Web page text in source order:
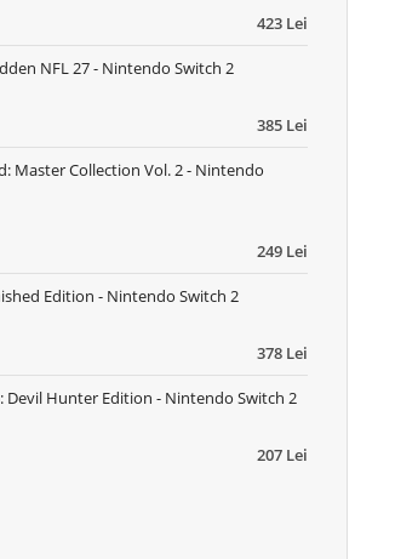
423 Lei
385 Lei
NFL 27 - Nintendo Switch 2
249 Lei
Master Collection Vol. 2 - Nintendo
378 Lei
Edition - Nintendo Switch 2
207 Lei
Devil Hunter Edition - Nintendo Switch 2